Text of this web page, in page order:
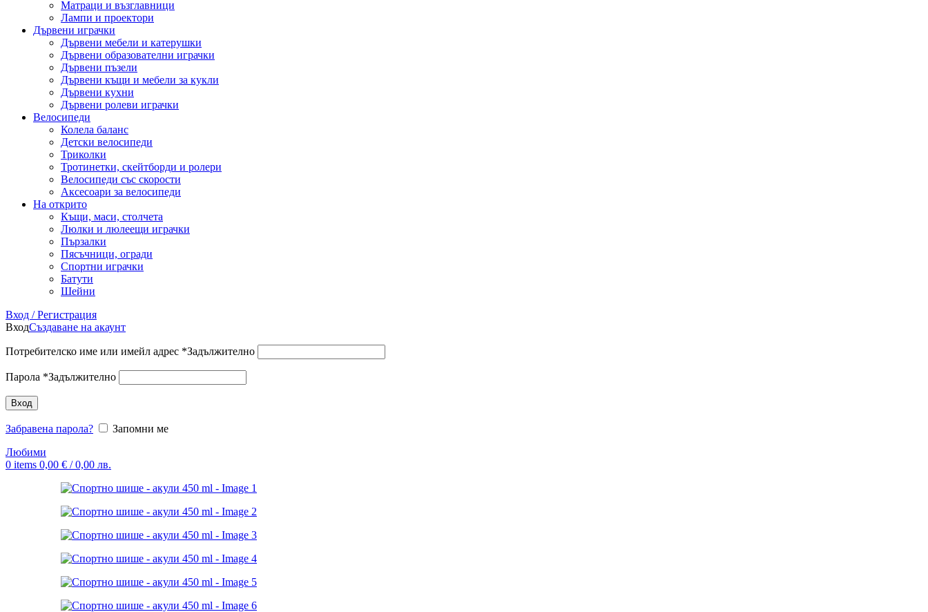
Матраци и възглавници
Лампи и проектори
Дървени играчки
Дървени мебели и катерушки
Дървени образователни играчки
Дървени пъзели
Дървени къщи и мебели за кукли
Дървени кухни
Дървени ролеви играчки
Велосипеди
Колела баланс
Детски велосипеди
Триколки
Тротинетки, скейтборди и ролери
Велосипеди със скорости
Аксесоари за велосипеди
На открито
Къщи, маси, столчета
Люлки и люлеещи играчки
Пързалки
Пясъчници, огради
Спортни играчки
Батути
Шейни
Вход / Регистрация
ВходСъздаване на акаунт
Потребителско име или имейл адрес *Задължително
Парола *Задължително
Вход
Забравена парола?
Запомни ме
Любими
0 items 0,00 € / 0,00 лв.